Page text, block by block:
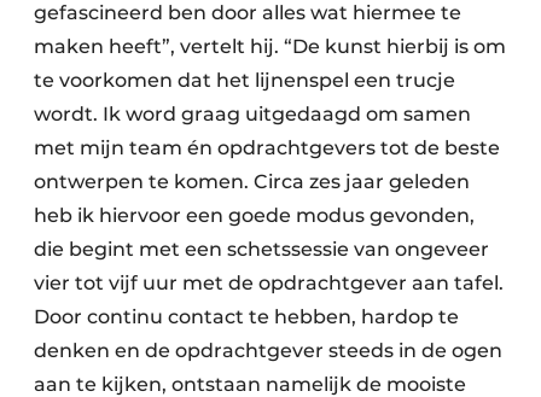
gefascineerd ben door alles wat hiermee te
maken heeft”, vertelt hij. “De kunst hierbij is om
te voorkomen dat het lijnenspel een trucje
wordt. Ik word graag uitgedaagd om samen
met mijn team én opdrachtgevers tot de beste
ontwerpen te komen. Circa zes jaar geleden
heb ik hiervoor een goede modus gevonden,
die begint met een schetssessie van ongeveer
vier tot vijf uur met de opdrachtgever aan tafel.
Door continu contact te hebben, hardop te
denken en de opdrachtgever steeds in de ogen
aan te kijken, ontstaan namelijk de mooiste